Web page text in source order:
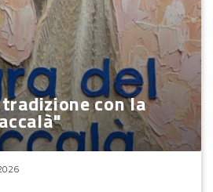
con la